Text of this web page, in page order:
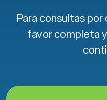
Para consultas
favor completa